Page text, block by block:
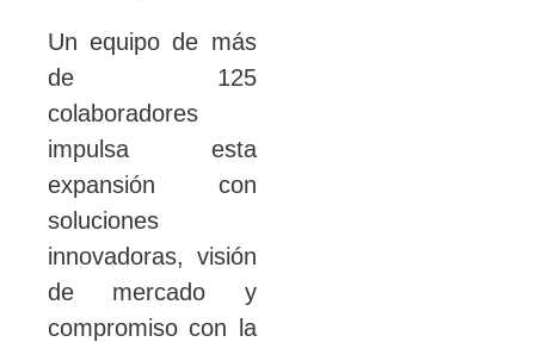
Un equipo de más
de 125
colaboradores
impulsa esta
expansión con
soluciones
innovadoras, visión
de mercado y
compromiso con la